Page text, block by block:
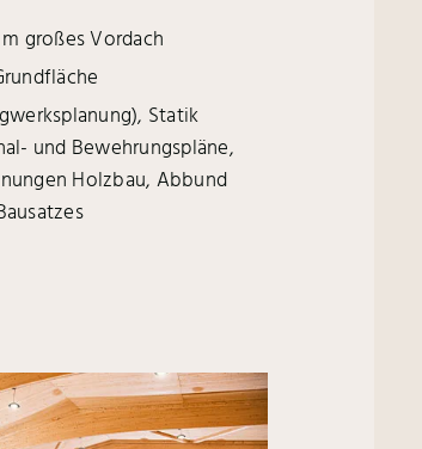
großes Vordach
Statik
und Bewehrungspläne,
Holzbau, Abbund